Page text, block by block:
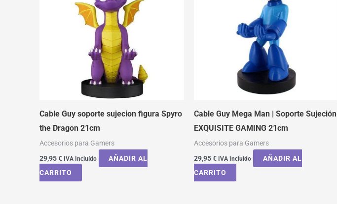
Cable Guy soporte sujecion figura Spyro
the Dragon 21cm
Accesorios para Gamers
29,95€ IVA Incluído
AÑADIR AL
CARRITO
Cable Guy Mega Man | Soporte Sujeción
EXQUISITE GAMING 21cm
Accesorios para Gamers
29,95€ IVA Incluído
AÑADIR AL
CARRITO